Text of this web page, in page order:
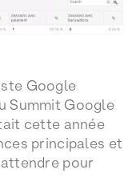
Google
Summit Google
cette année
principales et
pour